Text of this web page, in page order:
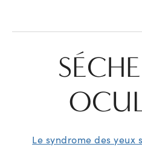
Le syndrome des yeux